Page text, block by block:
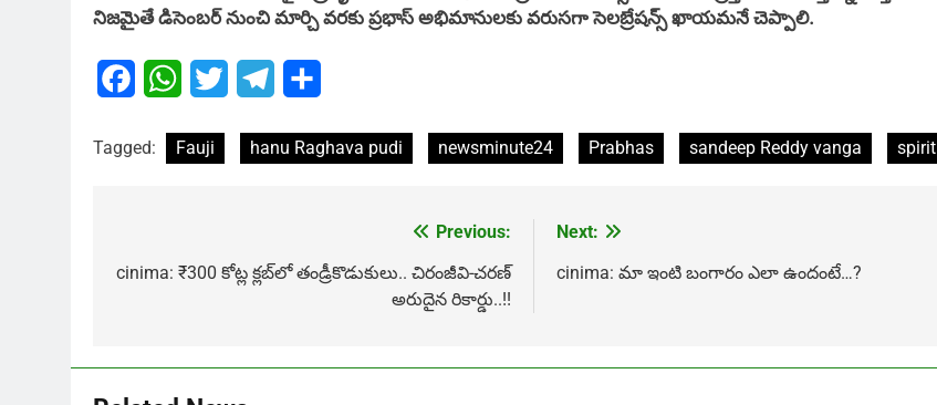
నిజమైతే డిసెంబర్ నుంచి మార్చి వరకు ప్రభాస్ అభిమానులకు వరుసగా సెలబ్రేషన్స్ ఖాయమనే చెప్పాలి.
FacebookWhatsApp
Twitter Telegram
Tagged: Fauji hanu Raghava pudi newsminute24 Prabhas sandeep Reddy vanga spirit
navigation
Previous:
cinima: ₹300 కోట్ల క్లబ్‌లో తండ్రీకొడుకులు.. చిరంజీవి-చరణ్
అరుదైన రికార్డు..!!
Next:
cinima: మా ఇంటి బంగారం ఎలా ఉందంటే…?